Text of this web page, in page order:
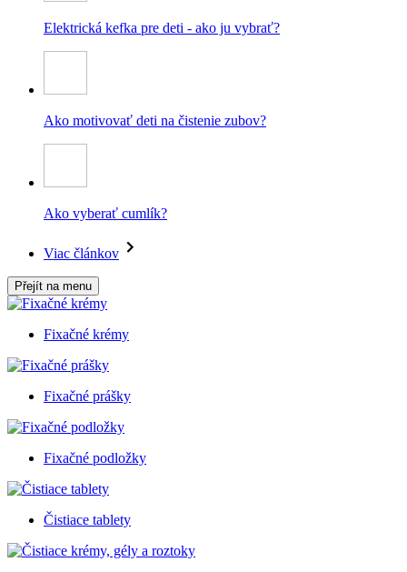
Elektrická kefka pre deti - ako ju vybrať?
Ako motivovať deti na čistenie zubov?
Ako vyberať cumlík?
Viac článkov
Přejít na menu
Fixačné krémy
Fixačné prášky
Fixačné podložky
Čistiace tablety